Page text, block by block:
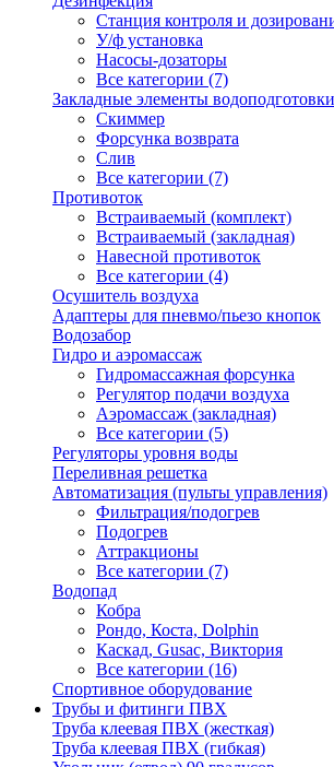
Станция контроля и
У/ф установка
Насосы-дозаторы
Все категории (7)
Закладные элементы водоподготовки
Скиммер
Форсунка возврата
Слив
Все категории (7)
Противоток
Встраиваемый (комплект)
Встраиваемый (закладная)
Навесной противоток
Все категории (4)
Осушитель воздуха
Адаптеры для пневмо/пьезо кнопок
Водозабор
Гидро и аэромассаж
Гидромассажная форсунка
Регулятор подачи воздуха
Аэромассаж (закладная)
Все категории (5)
Регуляторы уровня воды
Переливная решетка
Автоматизация (пульты управления)
Фильтрация/подогрев
Подогрев
Аттракционы
Все категории (7)
Водопад
Кобра
Рондо, Коста, Dolphin
Каскад, Gusac, Виктория
Все категории (16)
Спортивное оборудование
Трубы и фитинги ПВХ
Труба клеевая ПВХ (жесткая)
Труба клеевая ПВХ (гибкая)